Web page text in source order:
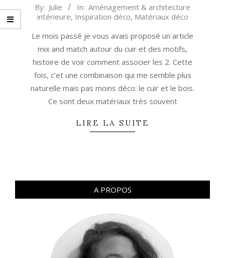
2021-
10-
06
By: Julie In: Aménagement & architecture
intérieure, Inspiration déco, Matériaux déco
Le mois passé je vous avais proposé un article
mix and match autour du cuir et des motifs,
histoire de voir comment associer les 2. Cette
fois, c’et une combinaison qui me semble plus
naturelle mais pas moins déco: le cuir et le bois.
Ce sont deux matériaux très souvent
LIRE LA SUITE
A PROPOS